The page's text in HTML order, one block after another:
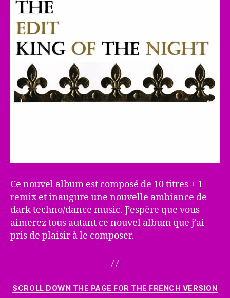
Ce nouvel album est composé de 10 titres + 1
remix et inaugure une nouvelle ambiance de
dark techno/dance music. J’espère que vous
aimerez tous autant ce nouvel album que j’ai
pris de plaisir à le composer.
Catégories
SCROLL DOWN THE PAGE FOR THE FRENCH VERSION